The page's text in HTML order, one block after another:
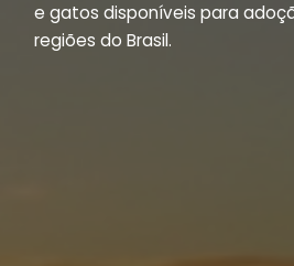
e gatos disponíveis para
regiões do Brasil.